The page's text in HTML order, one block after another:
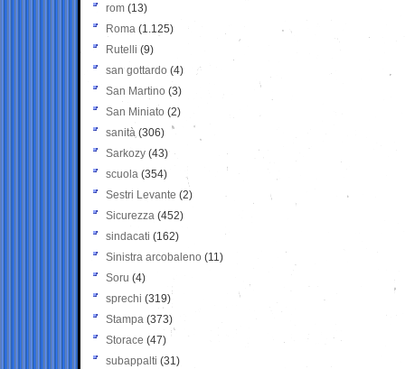
rom (13)
Roma (1.125)
Rutelli (9)
san gottardo (4)
San Martino (3)
San Miniato (2)
sanità (306)
Sarkozy (43)
scuola (354)
Sestri Levante (2)
Sicurezza (452)
sindacati (162)
Sinistra arcobaleno (11)
Soru (4)
sprechi (319)
Stampa (373)
Storace (47)
subappalti (31)